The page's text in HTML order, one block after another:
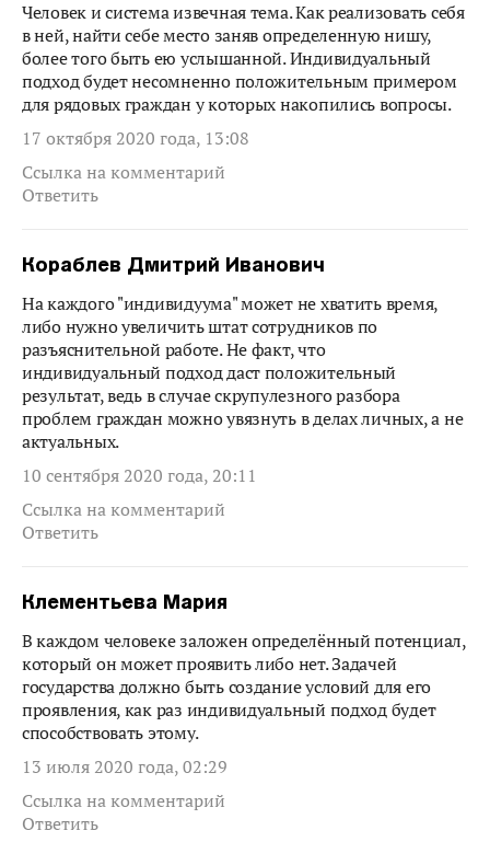
Человек и система извечная тема. Как реализовать себя
в ней, найти себе место заняв определенную нишу,
более того быть ею услышанной. Индивидуальный
подход будет несомненно положительным примером
для рядовых граждан у которых накопились вопросы.
17 октября 2020 года, 13:08
Ссылка на комментарий
Ответить
Кораблев Дмитрий Иванович
На каждого "индивидуума" может не хватить время,
либо нужно увеличить штат сотрудников по
разъяснительной работе. Не факт, что
индивидуальный подход даст положительный
результат, ведь в случае скрупулезного разбора
проблем граждан можно увязнуть в делах личных, а не
актуальных.
10 сентября 2020 года, 20:11
Ссылка на комментарий
Ответить
Клементьева Мария
В каждом человеке заложен определённый потенциал,
который он может проявить либо нет. Задачей
государства должно быть создание условий для его
проявления, как раз индивидуальный подход будет
способствовать этому.
13 июля 2020 года, 02:29
Ссылка на комментарий
Ответить